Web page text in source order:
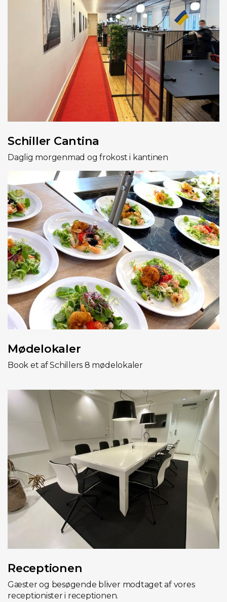
Schiller Cantina
Daglig morgenmad og frokost i kantinen
Mødelokaler
Book et af Schillers 8 mødelokaler
Receptionen
Gæster og besøgende bliver modtaget af vores
receptionister i receptionen.